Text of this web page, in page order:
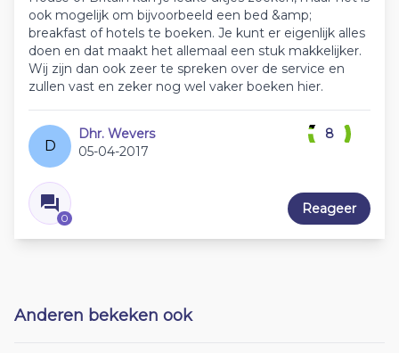
ook mogelijk om bijvoorbeeld een bed &amp;
breakfast of hotels te boeken. Je kunt er eigenlijk alles
doen en dat maakt het allemaal een stuk makkelijker.
Wij zijn dan ook zeer te spreken over de service en
zullen vast en zeker nog wel vaker boeken hier.
D
Dhr. Wevers
05-04-2017
0
8
Reageer
Anderen bekeken ook